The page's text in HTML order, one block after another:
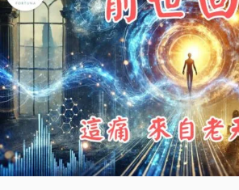
世
溯
這
痛
來
自
老